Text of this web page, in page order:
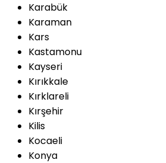
Karabük
Karaman
Kars
Kastamonu
Kayseri
Kırıkkale
Kırklareli
Kırşehir
Kilis
Kocaeli
Konya